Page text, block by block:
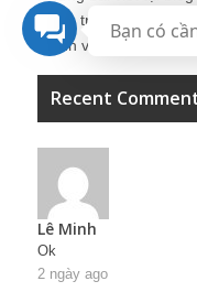
Quản trị Nhân sự
thành viên khác trong
Recent
Lê Minh
Ok
2 ngày ago
Bạn có